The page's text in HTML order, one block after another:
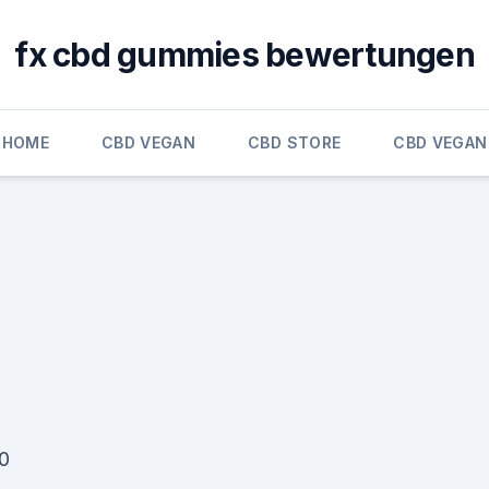
fx cbd gummies bewertungen
HOME CBD VEGAN CBD STORE CBD VEGAN